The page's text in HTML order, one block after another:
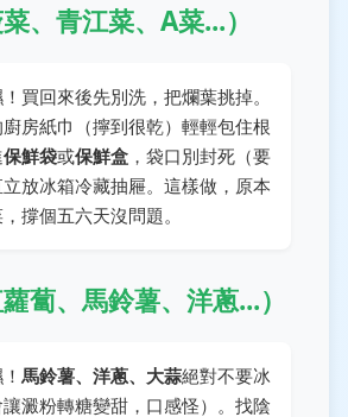
、青江菜、A菜...）
買回來後先別洗，把爛葉挑掉。
房紙巾（擰到很乾）輕輕包住根
保鮮袋或保鮮盒 ，袋口別封死（要
放冰箱冷藏抽屜。這樣做，原本
撐個五六天沒問題。
蔔、馬鈴薯、洋蔥...）
馬鈴薯、洋蔥、大蒜絕對不要冰
澱粉轉糖變甜，口感怪）。找陰